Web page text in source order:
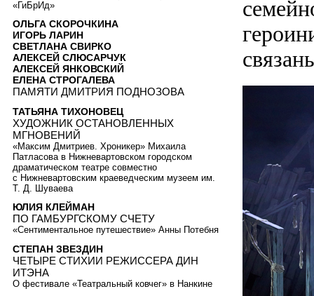
«ГиБрИд»
ОЛЬГА СКОРОЧКИНА
ИГОРЬ ЛАРИН
СВЕТЛАНА СВИРКО
АЛЕКСЕЙ СЛЮСАРЧУК
АЛЕКСЕЙ ЯНКОВСКИЙ
ЕЛЕНА СТРОГАЛЕВА
ПАМЯТИ ДМИТРИЯ ПОДНОЗОВА
ТАТЬЯНА ТИХОНОВЕЦ
ХУДОЖНИК ОСТАНОВЛЕННЫХ
МГНОВЕНИЙ
«Максим Дмитриев. Хроникер» Михаила
Патласова в Нижневартовском городском
драматическом театре совместно
с Нижневартовским краеведческим музеем им.
Т. Д. Шуваева
ЮЛИЯ КЛЕЙМАН
ПО ГАМБУРГСКОМУ СЧЕТУ
«Сентиментальное путешествие» Анны Потебня
СТЕПАН ЗВЕЗДИН
ЧЕТЫРЕ СТИХИИ РЕЖИССЕРА ДИН
ИТЭНА
О фестивале «Театральный ковчег» в Нанкине